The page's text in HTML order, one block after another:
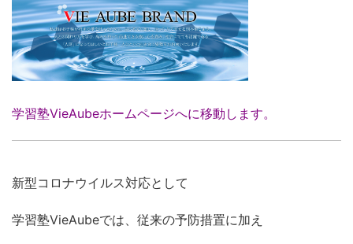
学習塾VieAubeホームページへに移動します。
新型コロナウイルス対応として
学習塾VieAubeでは、従来の予防措置に加え